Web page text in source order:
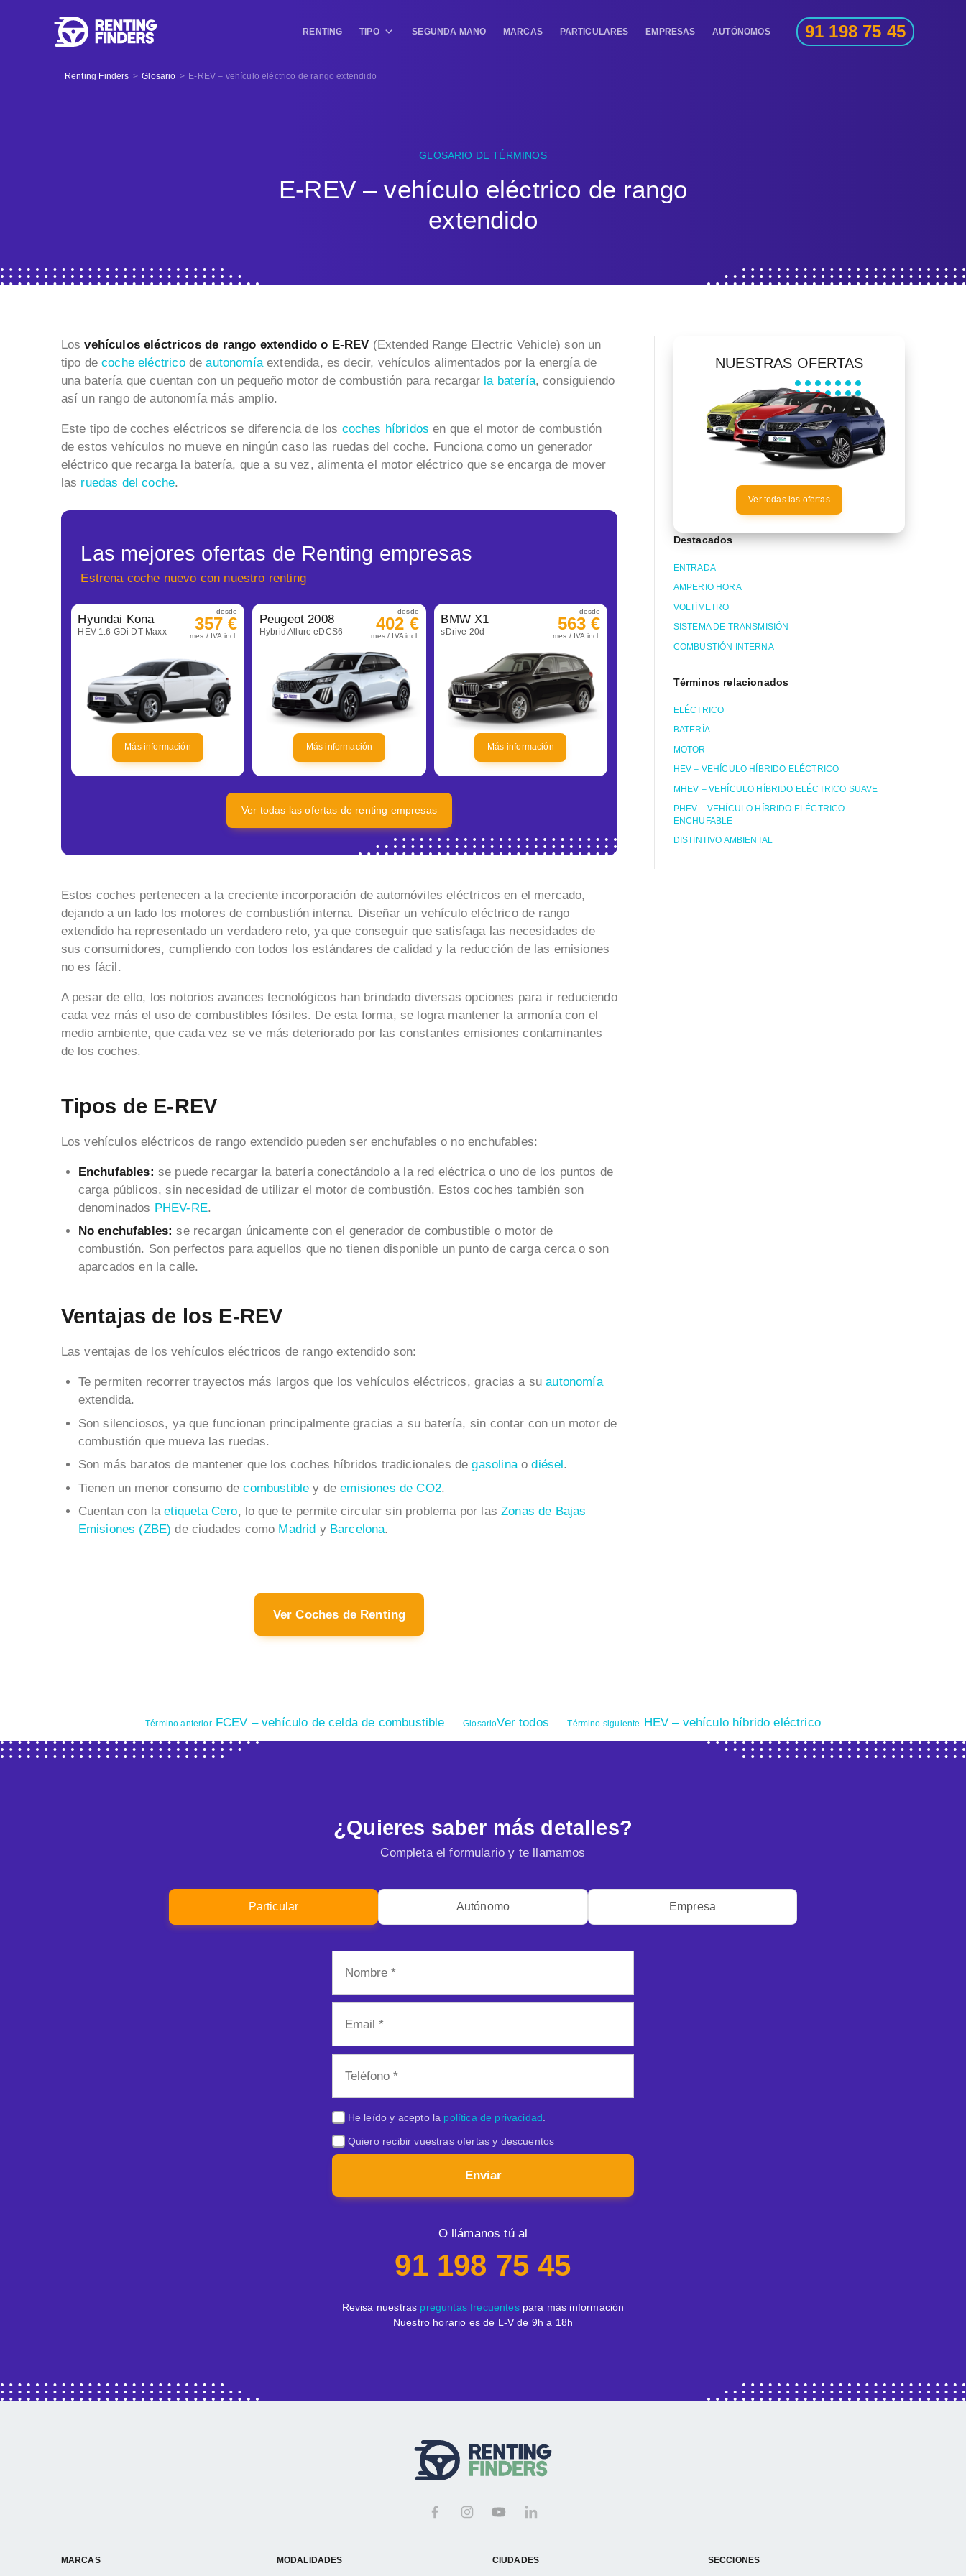
RENTING TIPO SEGUNDA MANO MARCAS PARTICULARES EMPRESAS AUTÓNOMOS 91 198 75 45
Renting Finders > Glosario > E-REV – vehículo eléctrico de rango extendido
GLOSARIO DE TÉRMINOS
E-REV – vehículo eléctrico de rango
extendido
Losvehículos eléctricos de rango extendido o E-REV (Extended Range Electric Vehicle) son un
tipo decoche eléctricodeautonomíaextendida, es decir, vehículos alimentados por la energía de
una batería que cuentan con un pequeño motor de combustión para recargar la batería, consiguiendo
así un rango de autonomía más amplio.
Este tipo de coches eléctricos se diferencia de los coches híbridos en que el motor de combustión
de estos vehículos no mueve en ningún caso las ruedas del coche. Funciona como un generador
eléctrico que recarga la batería, que a su vez, alimenta el motor eléctrico que se encarga de mover
las ruedas del coche.
Las mejores ofertas de Renting empresas
Estrena coche nuevo con nuestro renting
Hyundai Kona
HEV 1.6 GDi DT Maxx
desde
357 €
mes / IVA incl.
Más información
Peugeot 2008
Hybrid Allure eDCS6
desde
402 €
mes / IVA incl.
Más información
BMW X1
sDrive 20d
desde
563 €
mes / IVA incl.
Más información
Ver todas las ofertas de renting empresas
Estos coches pertenecen a la creciente incorporación de automóviles eléctricos en el mercado,
dejando a un lado los motores de combustión interna. Diseñar un vehículo eléctrico de rango
extendido ha representado un verdadero reto, ya que conseguir que satisfaga las necesidades de
sus consumidores, cumpliendo con todos los estándares de calidad y la reducción de las emisiones
no es fácil.
A pesar de ello, los notorios avances tecnológicos han brindado diversas opciones para ir reduciendo
cada vez más el uso de combustibles fósiles. De esta forma, se logra mantener la armonía con el
medio ambiente, que cada vez se ve más deteriorado por las constantes emisiones contaminantes
de los coches.
Tipos de E-REV
Los vehículos eléctricos de rango extendido pueden ser enchufables o no enchufables:
Enchufables: se puede recargar la batería conectándolo a la red eléctrica o uno de los puntos de
carga públicos, sin necesidad de utilizar el motor de combustión. Estos coches también son
denominados PHEV-RE.
No enchufables: se recargan únicamente con el generador de combustible o motor de
combustión. Son perfectos para aquellos que no tienen disponible un punto de carga cerca o son
aparcados en la calle.
Ventajas de los E-REV
Las ventajas de los vehículos eléctricos de rango extendido son:
Te permiten recorrer trayectos más largos que los vehículos eléctricos, gracias a suautonomía
extendida.
Son silenciosos, ya que funcionan principalmente gracias a su batería, sin contar con un motor de
combustión que mueva las ruedas.
Son más baratos de mantener que los coches híbridos tradicionales degasolinaodiésel.
Tienen un menor consumo decombustibley deemisiones de CO2.
Cuentan con laetiqueta Cero, lo que te permite circular sin problema por lasZonas de Bajas
Emisiones (ZBE) de ciudades como Madrid y Barcelona.
Ver Coches de Renting
NUESTRAS OFERTAS
Ver todas las ofertas
Destacados
ENTRADA
AMPERIO HORA
VOLTÍMETRO
SISTEMA DE TRANSMISIÓN
COMBUSTIÓN INTERNA
Términos relacionados
ELÉCTRICO
BATERÍA
MOTOR
HEV – VEHÍCULO HÍBRIDO ELÉCTRICO
MHEV – VEHÍCULO HÍBRIDO ELÉCTRICO SUAVE
PHEV – VEHÍCULO HÍBRIDO ELÉCTRICO
ENCHUFABLE
DISTINTIVO AMBIENTAL
Término anteriorFCEV – vehículo de celda de combustible GlosarioVer todos Término siguiente HEV – vehículo híbrido eléctrico
¿Quieres saber más detalles?
Completa el formulario y te llamamos
Particular Autónomo Empresa
He leído y acepto la política de privacidad
Quiero recibir vuestras ofertas y descuentos
Enviar
O llámanos tú al
91 198 75 45
Revisa nuestras preguntas frecuentespara más información
Nuestro horario es de L-V de 9h a 18h
MARCAS MODALIDADES CIUDADES SECCIONES